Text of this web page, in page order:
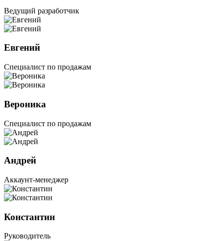
Ведущий разработчик
Евгений
Специалист по продажам
Вероника
Специалист по продажам
Андрей
Аккаунт-менеджер
Константин
Руководитель